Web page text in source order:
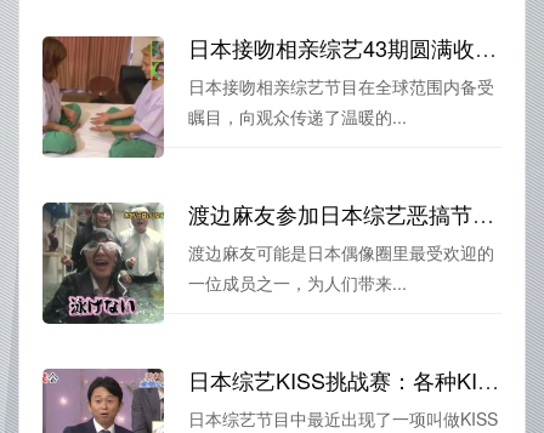
日本接吻相亲综艺43期圆满收官，给观众送上一份温暖的告别
日本接吻相亲综艺节目在全球范围内备受
瞩目，向观众传递了温暖的...
渡边麻友参加日本综艺恶搞节目，引爆爆笑瞬间
渡边麻友可能是日本偶像圈里最受欢迎的
一位成员之一，为人们带来...
日本综艺KISS挑战赛：各种KISS玩法等你来挑战
日本综艺节目中最近出现了一项叫做KISS